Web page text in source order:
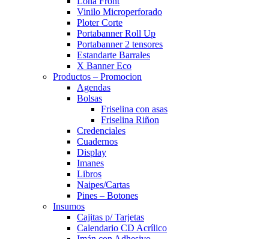
Vinilo Microperforado
Ploter Corte
Portabanner Roll Up
Portabanner 2 tensores
Estandarte Barrales
X Banner Eco
Productos – Promocion
Agendas
Bolsas
Friselina con asas
Friselina Riñon
Credenciales
Cuadernos
Display
Imanes
Libros
Naipes/Cartas
Pines – Botones
Insumos
Cajitas p/ Tarjetas
Calendario CD Acrílico